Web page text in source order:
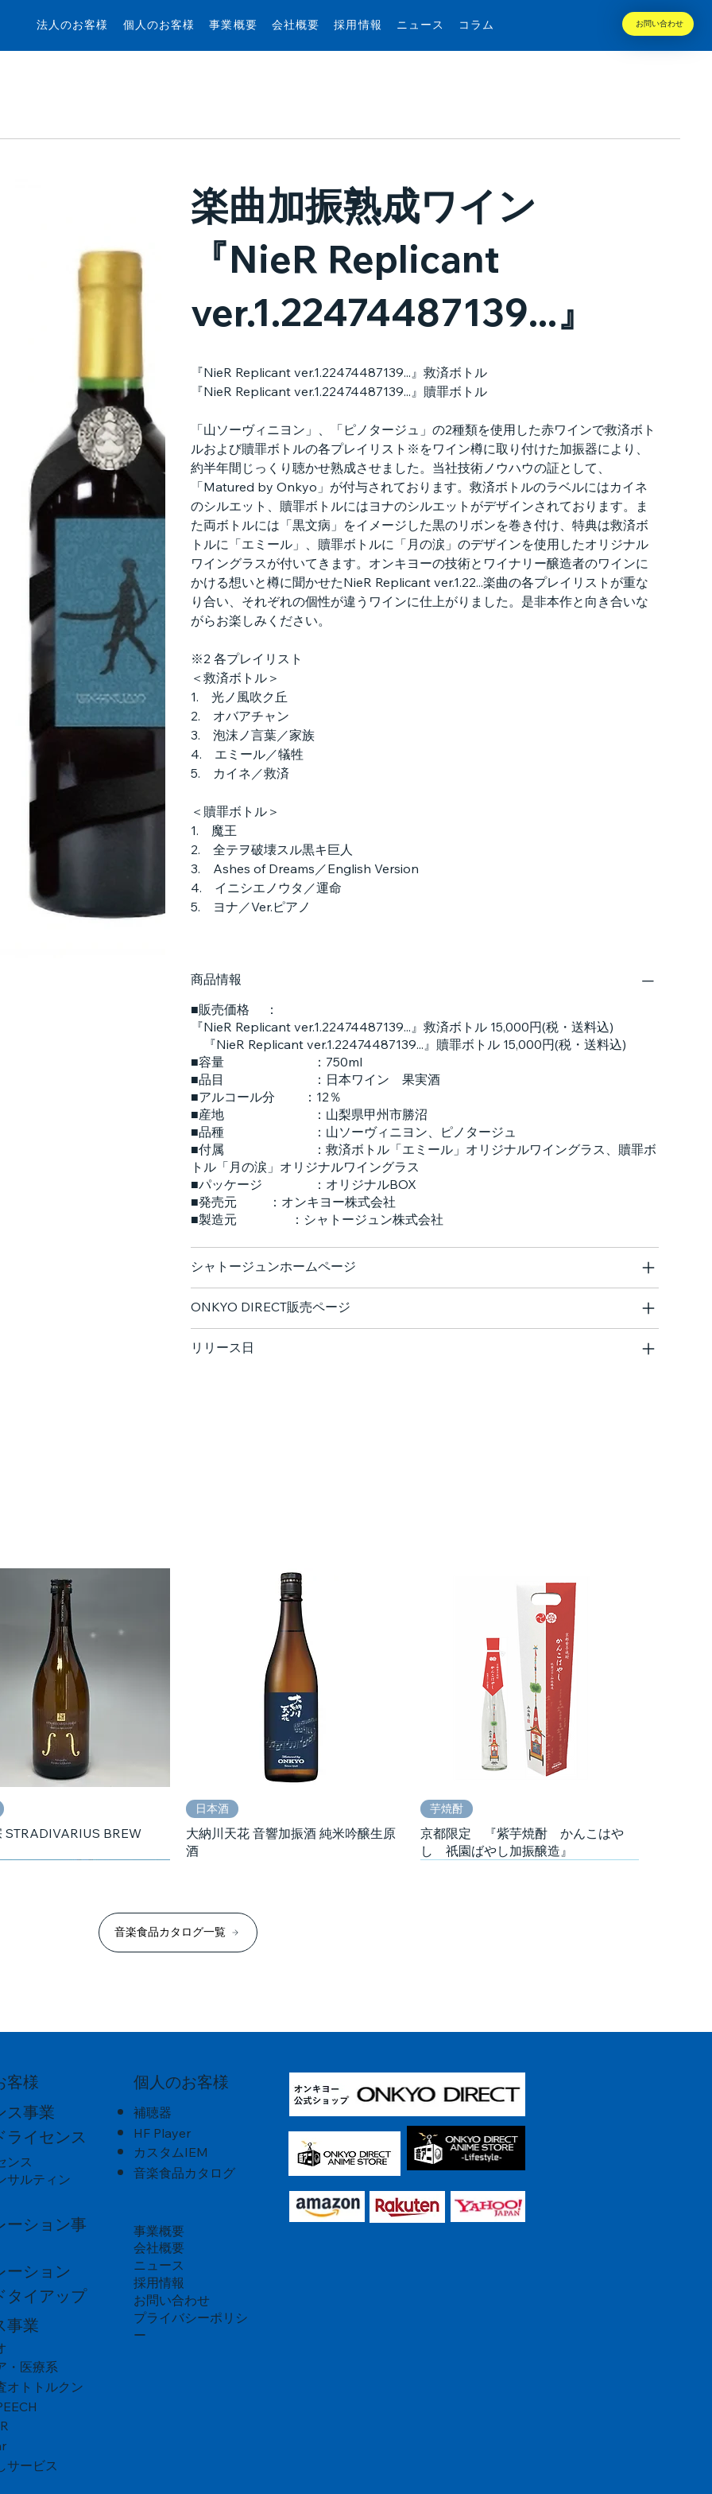
法人のお客様 個人のお客様 事業概要 会社概要 採用情報 ニュース コラム お問い合わせ
楽曲加振熟成ワイン
『NieR Replicant
ver.1.22474487139...』
『NieR Replicant ver.1.22474487139...』救済ボトル
『NieR Replicant ver.1.22474487139...』贖罪ボトル
「山ソーヴィニヨン」、「ピノタージュ」の2種類を使用した赤ワインで救済ボト
ルおよび贖罪ボトルの各プレイリスト※をワイン樽に取り付けた加振器により、
約半年間じっくり聴かせ熟成させました。当社技術ノウハウの証として、
「Matured by Onkyo」が付与されております。救済ボトルのラベルにはカイネ
のシルエット、贖罪ボトルにはヨナのシルエットがデザインされております。ま
た両ボトルには「黒文病」をイメージした黒のリボンを巻き付け、特典は救済ボ
トルに「エミール」、贖罪ボトルに「月の涙」のデザインを使用したオリジナル
ワイングラスが付いてきます。オンキヨーの技術とワイナリー醸造者のワインに
かける想いと樽に聞かせたNieR Replicant ver.1.22...楽曲の各プレイリストが重な
り合い、それぞれの個性が違うワインに仕上がりました。是非本作と向き合いな
がらお楽しみください。
※2 各プレイリスト
＜救済ボトル＞
1. 光ノ風吹ク丘
2. オバアチャン
3. 泡沫ノ言葉／家族
4. エミール／犠牲
5. カイネ／救済
＜贖罪ボトル＞
1. 魔王
2. 全テヲ破壊スル黒キ巨人
3. Ashes of Dreams／English Version
4. イニシエノウタ／運命
5. ヨナ／Ver.ピアノ
商品情報
■販売価格 ：
『NieR Replicant ver.1.22474487139...』救済ボトル 15,000円(税・送料込)
『NieR Replicant ver.1.22474487139...』贖罪ボトル 15,000円(税・送料込)
■容量 ：750ml
■品目 ：日本ワイン 果実酒
■アルコール分 ：12％
■産地 ：山梨県甲州市勝沼
■品種 ：山ソーヴィニヨン、ピノタージュ
■付属 ：救済ボトル「エミール」オリジナルワイングラス、贖罪ボ
トル「月の涙」オリジナルワイングラス
■パッケージ ：オリジナルBOX
■発売元 ：オンキヨー株式会社
■製造元 ：シャトージュン株式会社
シャトージュンホームページ
ONKYO DIRECT販売ページ
リリース日
STRADIVARIUS BREW
日本酒
大納川天花 音響加振酒 純米吟醸生原
酒
芋焼酎
京都限定 『紫芋焼酎 かんこはや
し 祇園ばやし加振醸造』
乃響 2025 音楽振動熟成
発泡酒
ホ。BEER そして今日
音"
日本酒
勲碧辛口純米 夢吟香｢加振酒｣
大問題
（BLUE NO OTO）
発泡酒
『スタンドマイヒーローズ』音楽加振
熟成クラフトビール
音楽食品カタログ一覧
客様
ス事業
ライセンス
ンス
サルティン
ーション事
ーション
タイアップ
事業
・医療系
オトトルクン
サービス
個人のお客様
補聴器
HF Player
カスタムIEM
音楽食品カタログ
プライバシーポリシ
ー
お問い合わせ
採用情報
ニュース
事業概要
会社概要